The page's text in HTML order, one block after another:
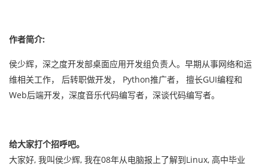
作者简介:
侯少辉，深之度开发部桌面应用开发组负责人。早期从事网络和运
维相关工作， 后转职做开发， Python推广者， 擅长GUI编程和
Web后端开发，深度音乐代码编写者，深谈代码编写者。
给大家打个招呼吧。
大家好, 我叫侯少辉, 我在08年从电脑报上了解到Linux, 高中毕业